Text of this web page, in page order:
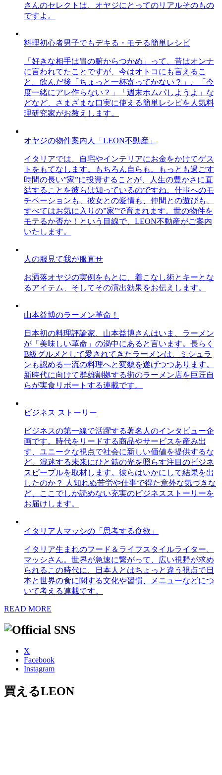
さんのセレクトは、オヤジにとってのリアルそのもの
ですよ。
料理初心者男子でもデキる・モテる簡単レシピ
「好きな相手は胃の腑からつかめ」って、昔はオンナ
に言われてたことですが、今はオトコにも言えるこ
と。飲んだ後「ちょっと一杯寄ってかない？」、「今
度一緒にアレ作らない？」「週末ホムパしようよ」な
どなど、さまざまな口実に使える簡単レシピを人気料
理研究家がお教えします。
オヤジの物件案内人「LEON不動産」
イタリアでは、自宅やインテリアにお金をかけてゲス
トをもてなします。もちろん自らも。もっとも過ごす
時間の長い”家”に投資することが、人生の豊かさに直
結することを彼らは知っているのですね。仕事へのモ
チベーションも、彼女との愛情も、仲間との遊びも、
すべてはお気に入りの”家”で育まれます。世の物件を
モテるか否か！という目線で、LEON不動産がご案内
いたします。
人の服見て我が服直せ
お洒落オヤジの実例をもとに、着こなし術とキーとな
るアイテム、そしてその演出効果をお伝えします。
山本益博のラーメン革命！
日本初の料理評論家、山本益博さんはいま、ラーメン
が「美味しい革命」の渦中にあると言います。長らく
B級グルメとして愛されてきたラーメンは、ミシュラ
ンも認める一流の料理へと変貌を遂げつつあります。
新時代に向けて群雄割拠する街のラーメン店を巨匠自
らが実食リポートする連載です。
ビジネス ストーリー
ビジネスの第一線で活躍する著名人のインタビュー企
画です。時代をリードする商品やサービスを産み出
す、ユニークな視点で社会に新しい価値を提供するな
ど、混迷する未来にひと筋の光を照らす注目のビジネ
スピープルを取材します。彼らはいかにして結果を出
したのか？ 人知れぬ苦労や仕事で得た意外な気づきな
ど、ここでしか読めない充実のビジネスストーリーを
お届けします。
イタリア人マッシの「思考する食欲」
イタリア生まれのフード＆ライフスタイルライター、
マッシさん。世界が急速に繋がって、広い視野が求め
られるこの時代に、日本人とはちょっと違う視点で日
本と世界の食に関する文化や習慣、メニューなどにつ
いて考える連載です。
READ MORE
X
Facebook
Instagram
買えるLEON